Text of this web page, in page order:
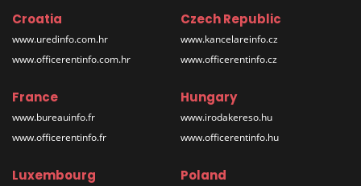
Croatia
www.uredinfo.com.hr
www.officerentinfo.com.hr
Czech Republic
www.kancelareinfo.cz
www.officerentinfo.cz
France
www.bureauinfo.fr
www.officerentinfo.fr
Hungary
www.irodakereso.hu
www.officerentinfo.hu
Luxembourg Poland